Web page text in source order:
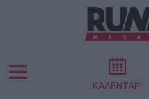
Menu ΚΑΛΕΝΤΑΡΙ